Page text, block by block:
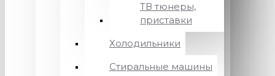
ТВ тюнеры,
приставки
Холодильники
Стиральные машины